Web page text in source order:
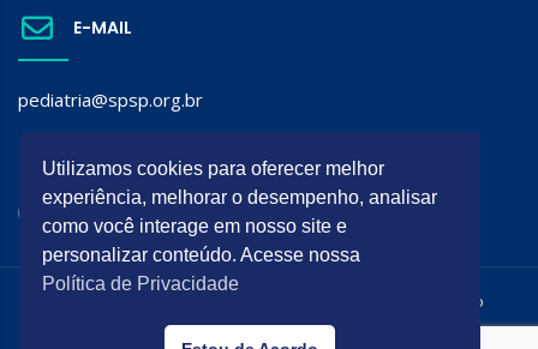
E-MAIL
pediatria@spsp.org.br
SIGA A SPSP:
Todos os direitos reservados. É permitida a reprodução do
conteúdo desta página desde que citada a origem.
Utilizamos cookies para oferecer melhor
experiência, melhorar o desempenho, analisar
como você interage em nosso site e
personalizar conteúdo. Acesse nossa
Política de Privacidade